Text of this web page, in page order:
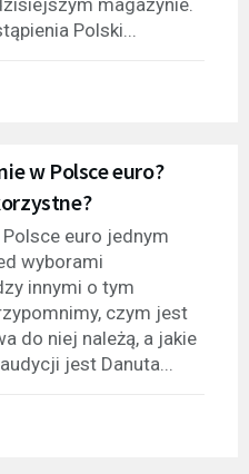
Polski...
w Polsce euro?
euro jednym
wyborami
innymi o tym
czym jest
do niej należą, a jakie
jest Danuta...